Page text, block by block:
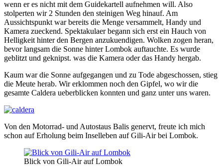
wenn er es nicht mit dem Guidekartell aufnehmen will. Also
stolperten wir 2 Stunden den steinigen Weg hinauf. Am
Aussichtspunkt war bereits die Menge versammelt, Handy und
Kamera zueckend. Spektakulaer begann sich erst ein Hauch von
Helligkeit hinter den Bergen anzukuendigen. Wolken zogen heran,
bevor langsam die Sonne hinter Lombok auftauchte. Es wurde
geblitzt und geknipst. was die Kamera oder das Handy hergab.
Kaum war die Sonne aufgegangen und zu Tode abgeschossen, stieg
die Meute herab. Wir erklommen noch den Gipfel, wo wir die
gesamte Caldera ueberblicken konnten und ganz unter uns waren.
Von den Motorrad- und Autostaus Balis genervt, freute ich mich
schon auf Erholung beim Inselleben auf Gili-Air bei Lombok.
Blick von Gili-Air auf Lombok